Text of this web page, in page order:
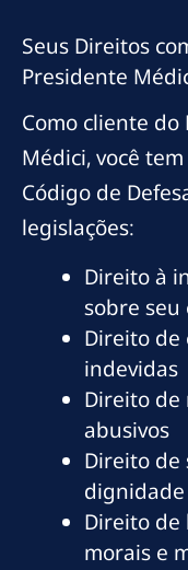
Seus Direitos
Presidente
Como cliente do
Médici, você
Código de
legislações:
Direito à
sobre
Direito de
indevidas
Direito de
abusivos
Direito de
dignidade
Direito de
morais e